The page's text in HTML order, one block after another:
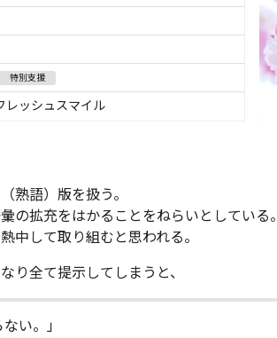
特別支援
レッシュスマイル
熟語）版を扱う。
の拡充をはかることをねらいとしている。
中して取り組むと思われる。
り全て提示してしまうと、
い。」